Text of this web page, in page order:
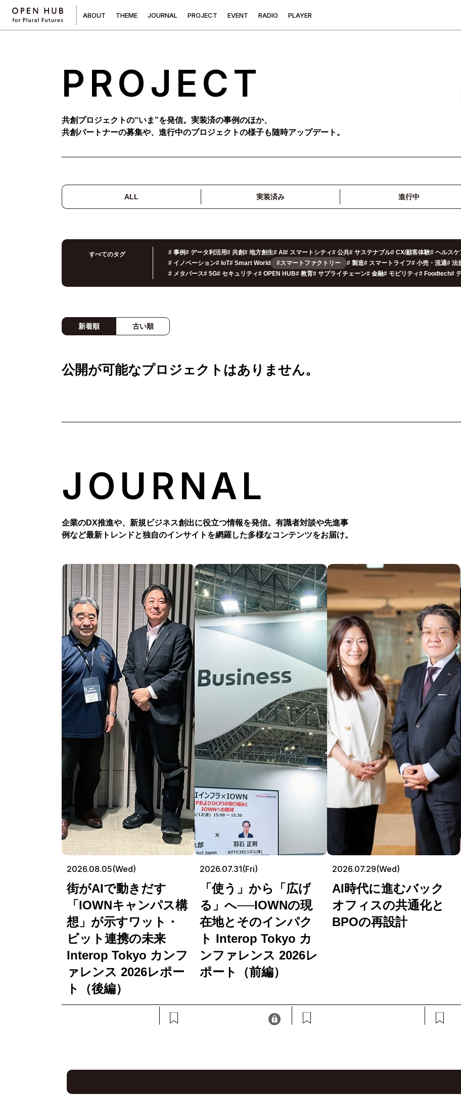
ABOUT THEME JOURNAL PROJECT EVENT RADIO PLAYER
PROJECT
共創プロジェクトの“いま”を発信。実装済の事例のほか、
共創パートナーの募集や、進行中のプロジェクトの様子も随時アップデート。
ALL 実装済み 進行中
すべてのタグ # 事例# データ利活用# 共創# 地方創生# AI # スマートシティ# 公共# サステナブル# CX/顧客体験# ヘルスケ
# イノベーション# IoT# Smart World #スマートファクトリー # 製造# スマートライフ# 小売・流通# 法
# メタバース# 5G# セキュリティ# OPEN HUB# 教育# サプライチェーン# 金融# モビリティ# Foodtech#
新着順 古い順
公開が可能なプロジェクトはありません。
JOURNAL
企業のDX推進や、新規ビジネス創出に役立つ情報を発信。有識者対談や先進事
例など最新トレンドと独自のインサイトを網羅した多様なコンテンツをお届け。
2026.08.05(Wed)
街がAIで動きだす
「IOWNキャンパス構
想」が示すワット・
ビット連携の未来
Interop Tokyo カンフ
ァレンス 2026レポー
ト（後編）
2026.07.31(Fri)
「使う」から「広げ
る」へ──IOWNの現
在地とそのインパク
ト Interop Tokyo カ
ンファレンス 2026レ
ポート（前編）
2026.07.29(Wed)
AI時代に進むバック
オフィスの共通化と
BPOの再設計